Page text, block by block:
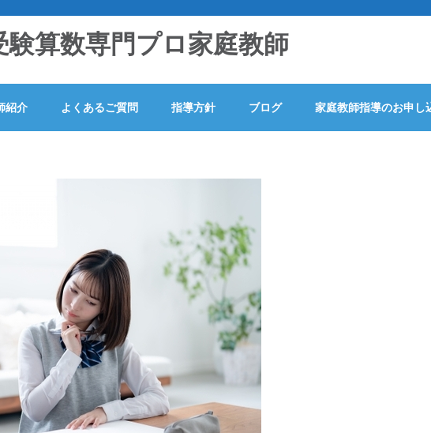
算数専門プロ家庭教師
紹介 よくあるご質問 指導方針 ブログ 家庭教師指導のお申し